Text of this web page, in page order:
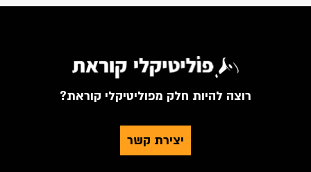
רוצה להיות חלק מפוליטיקלי קוראת?
יצירת קשר